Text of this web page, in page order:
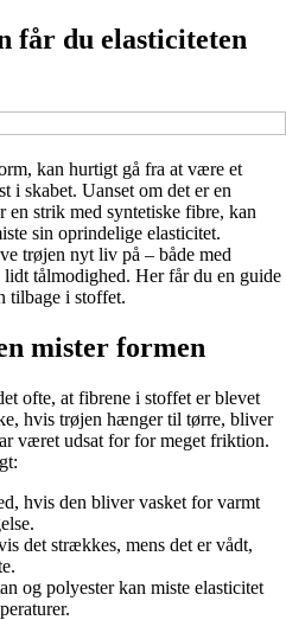
får du elasticiteten
kan hurtigt gå fra at være et
i skabet. Uanset om det er en
en strik med syntetiske fibre, kan
sin oprindelige elasticitet.
trøjen nyt liv på – både med
tålmodighed. Her får du en guide
tilbage i stoffet.
mister formen
ofte, at fibrene i stoffet er blevet
hvis trøjen hænger til tørre, bliver
været udsat for for meget friktion.
hvis den bliver vasket for varmt
det strækkes, mens det er vådt,
og polyester kan miste elasticitet